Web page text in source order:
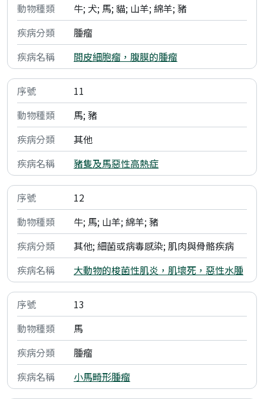
牛; 犬; 馬; 貓; 山羊; 綿羊; 豬
腫瘤
間皮細胞瘤，腹膜的腫瘤
11
馬; 豬
其他
豬隻及馬惡性高熱症
12
牛; 馬; 山羊; 綿羊; 豬
其他; 細菌或病毒感染; 肌肉與骨骼疾病
大動物的梭菌性肌炎，肌壞死，惡性水腫
13
馬
腫瘤
小馬畸形腫瘤